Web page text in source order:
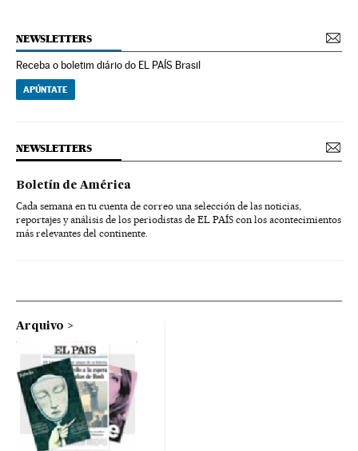
NEWSLETTERS
Receba o boletim diário do EL PAÍS Brasil
APÚNTATE
NEWSLETTERS
Boletín de América
Cada semana en tu cuenta de correo una selección de las noticias,
reportajes y análisis de los periodistas de EL PAÍS con los acontecimientos
más relevantes del continente.
Arquivo